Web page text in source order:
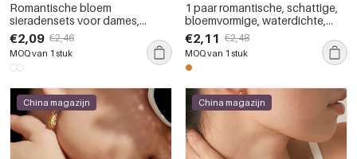
Romantische bloem
sieradensets voor dames,
gemaakt van roestvrij staal,
waterdicht en goudkleurig.
€2,09 €2,46
MOQ van 1 stuk
1 paar romantische, schattige,
bloemvormige, waterdichte,
goudkleurige sieradensets voor
dames
€2,11 €2,48
MOQ van 1 stuk
China magazijn China magazijn